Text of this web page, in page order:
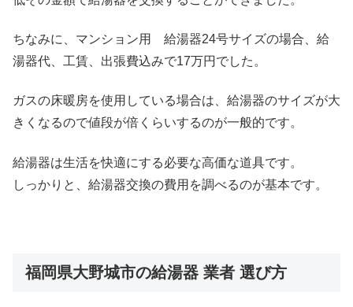
ちなみに、マンション用 給湯器24号サイズの場合、給
湯器代、工賃、出張費込みで17万円でした。
ガスの床暖房を使用している場合は、給湯器のサイズが大
きくなるので値段が倍くらいするのが一般的です。
給湯器は生活を快適にする必要な高価な道具です。
しっかりと、給湯器交換の費用を調べるのが基本です。
福岡県大野城市の給湯器 業者 選び方